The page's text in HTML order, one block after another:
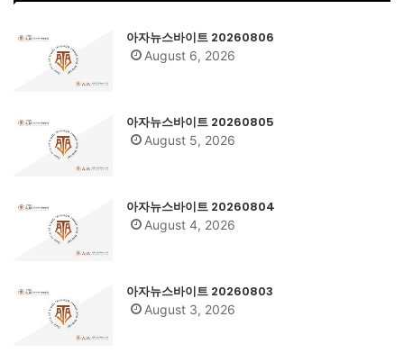
아자뉴스바이트 20260806
August 6, 2026
아자뉴스바이트 20260805
August 5, 2026
아자뉴스바이트 20260804
August 4, 2026
아자뉴스바이트 20260803
August 3, 2026